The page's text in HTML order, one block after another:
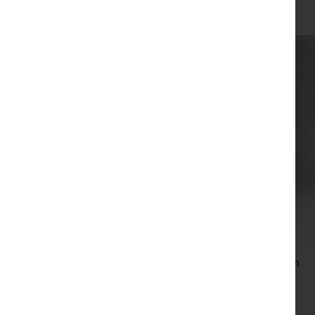
תיק יד ייחודי בעבודת יד של נטע הררי – צבע אפור